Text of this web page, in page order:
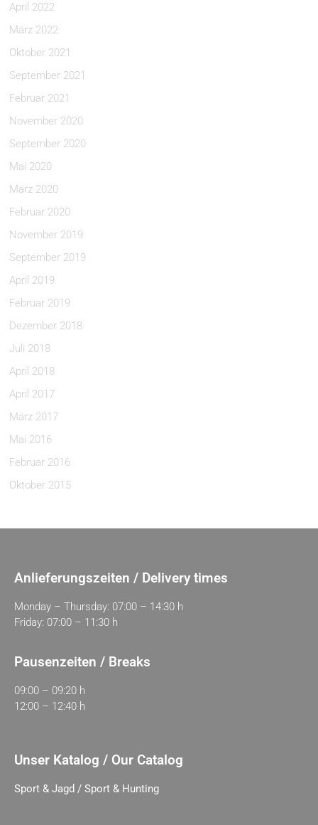
April 2022
März 2022
Oktober 2021
September 2021
Februar 2021
November 2020
September 2020
Mai 2020
März 2020
Februar 2020
November 2019
September 2019
April 2019
Februar 2019
Dezember 2018
Juli 2018
April 2018
April 2017
März 2017
Mai 2016
Februar 2016
Oktober 2015
Anlieferungszeiten / Delivery times
Monday – Thursday: 07:00 – 14:30 h
Friday: 07:00 – 11:30 h
Pausenzeiten / Breaks
09:00 – 09:20 h
12:00 – 12:40 h
Unser Katalog / Our Catalog
Sport & Jagd / Sport & Hunting